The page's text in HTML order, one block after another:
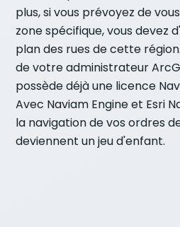
plus, si vous prévoyez de
zone spécifique, vous devez
plan des rues de cette
de votre administrateur
possède déjà une licence
Avec Naviam Engine et Esri
la navigation de vos ordres
deviennent un jeu d'enfant.